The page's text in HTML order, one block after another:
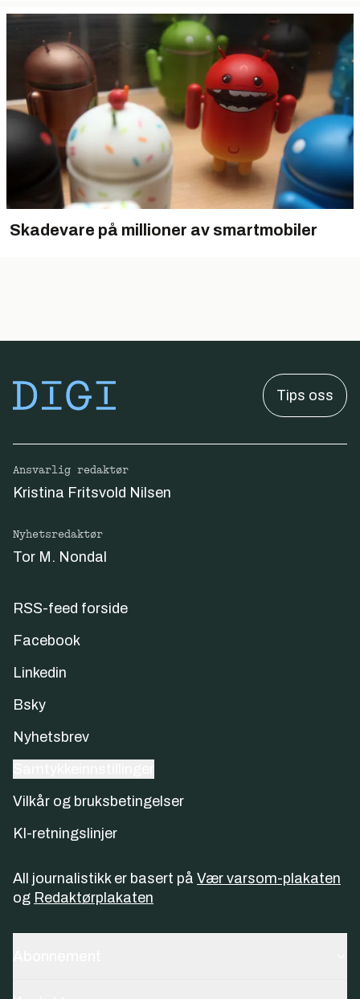
Skadevare på millioner av smartmobiler
Tips oss
Ansvarlig redaktør
Kristina Fritsvold Nilsen
Nyhetsredaktør
Tor M. Nondal
RSS-feed forside
Facebook
Linkedin
Bsky
Nyhetsbrev
Vilkår og bruksbetingelser
KI-retningslinjer
All journalistikk er basert på Vær varsom-plakaten
og Redaktørplakaten